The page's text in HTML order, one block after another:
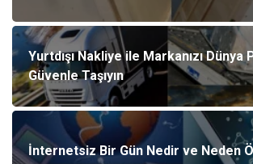
Yurtdışı Nakliye ile Markanızı Dünya
Güvenle Taşıyın
İnternetsiz Bir Gün Nedir ve Neden